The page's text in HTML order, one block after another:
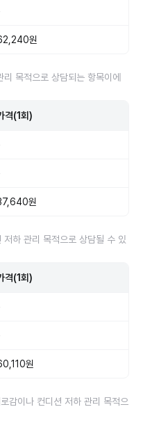
원
목적으로 상담되는 항목이에
격(1회)
원
하 관리 목적으로 상담될 수 있
격(1회)
원
감이나 컨디션 저하 관리 목적으